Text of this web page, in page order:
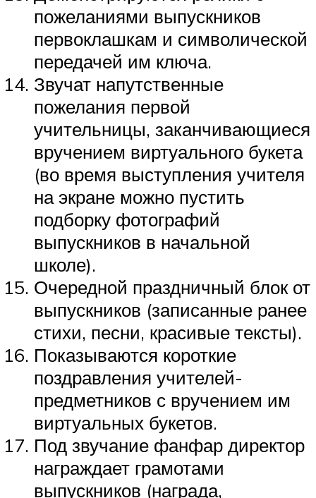
пожеланиями выпускников
первоклашкам и символической
передачей им ключа.
Звучат напутственные
пожелания первой
учительницы, заканчивающиеся
вручением виртуального букета
(во время выступления учителя
на экране можно пустить
подборку фотографий
выпускников в начальной
школе).
Очередной праздничный блок от
выпускников (записанные ранее
стихи, песни, красивые тексты).
Показываются короткие
поздравления учителей-
предметников с вручением им
виртуальных букетов.
Под звучание фанфар директор
награждает грамотами
выпускников (награда,